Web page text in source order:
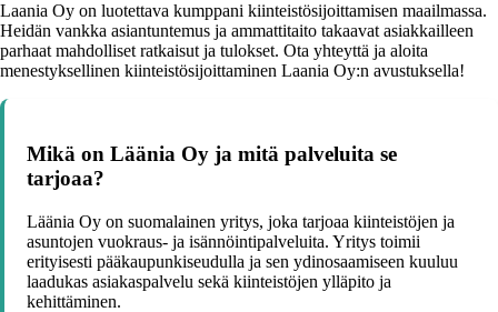
Laania Oy on luotettava kumppani kiinteistösijoittamisen maailmassa.
Heidän vankka asiantuntemus ja ammattitaito takaavat asiakkailleen
parhaat mahdolliset ratkaisut ja tulokset. Ota yhteyttä ja aloita
menestyksellinen kiinteistösijoittaminen Laania Oy:n avustuksella!
Mikä on Läänia Oy ja mitä palveluita se
tarjoaa?
Läänia Oy on suomalainen yritys, joka tarjoaa kiinteistöjen ja
asuntojen vuokraus- ja isännöintipalveluita. Yritys toimii
erityisesti pääkaupunkiseudulla ja sen ydinosaamiseen kuuluu
laadukas asiakaspalvelu sekä kiinteistöjen ylläpito ja
kehittäminen.